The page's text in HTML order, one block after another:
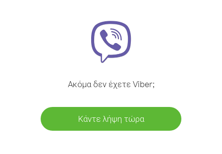
Ακόμα δεν έχετε Viber;
Κάντε λήψη τώρα